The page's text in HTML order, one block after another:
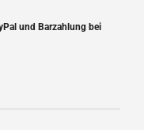
und Barzahlung bei